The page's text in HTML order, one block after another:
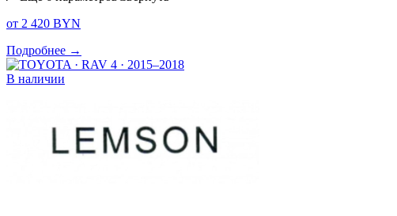
от 2 420 BYN
Подробнее →
В наличии